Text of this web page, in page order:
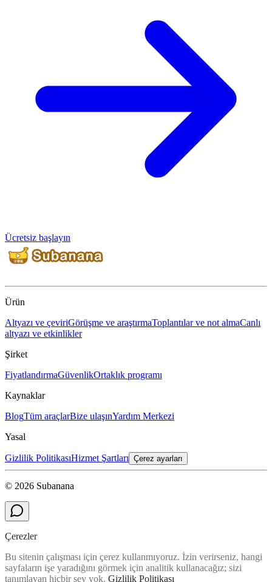
Ücretsiz başlayın
Ürün
Altyazı ve çeviriGörüşme ve araştırmaToplantılar ve not almaCanlı
altyazı ve etkinlikler
Şirket
FiyatlandırmaGüvenlikOrtaklık programı
Kaynaklar
BlogTüm araçlarBize ulaşınYardım Merkezi
Yasal
Gizlilik PolitikasıHizmet Şartları Çerez ayarları
© 2026 Subanana
Çerezler
Bu sitenin çalışması için çerez kullanmıyoruz. İzin verirseniz, hangi
sayfaların işe yaradığını görmek için analitik kullanacağız; sizi
tanımlayan hiçbir şey yok. Gizlilik Politikası